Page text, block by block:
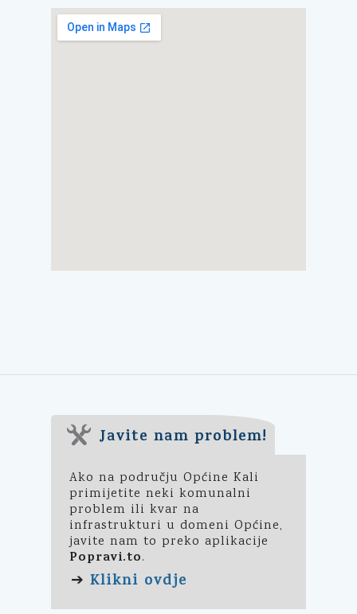
Javite nam problem!
Ako na području Općine Kali
primijetite neki komunalni
problem ili kvar na
infrastrukturi u domeni Općine,
javite nam to preko aplikacije
Popravi.to.
➔ Klikni ovdje